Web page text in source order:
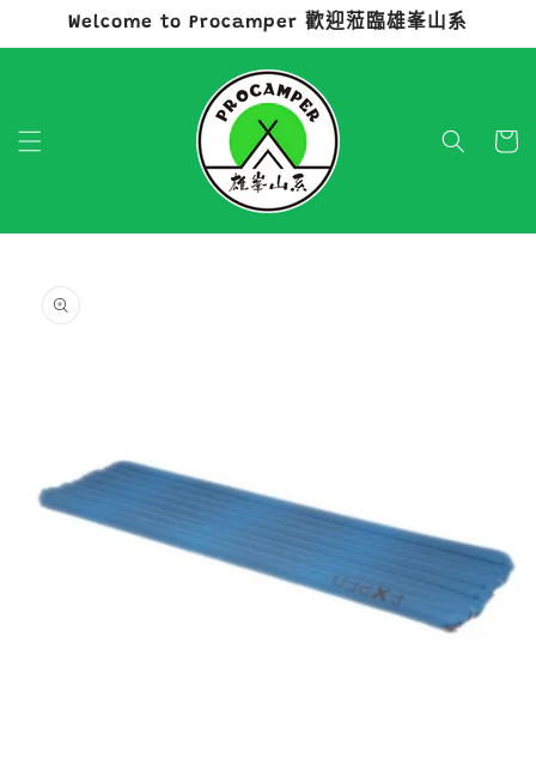
跳至內容
Welcome to Procamper 歡迎蒞臨雄峯山系
物
資訊